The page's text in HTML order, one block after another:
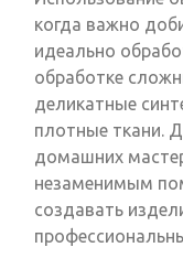
когда важно
идеально
обработке
деликатные
плотные ткани.
домашних
незаменимым
создавать